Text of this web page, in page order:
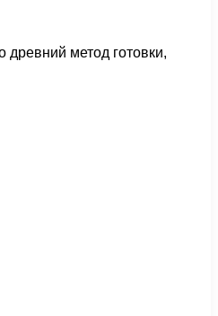
метод готовки,